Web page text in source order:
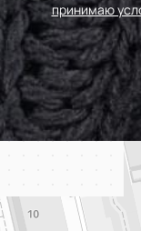
F201/2
249/1
198
203/2
193
принимаю